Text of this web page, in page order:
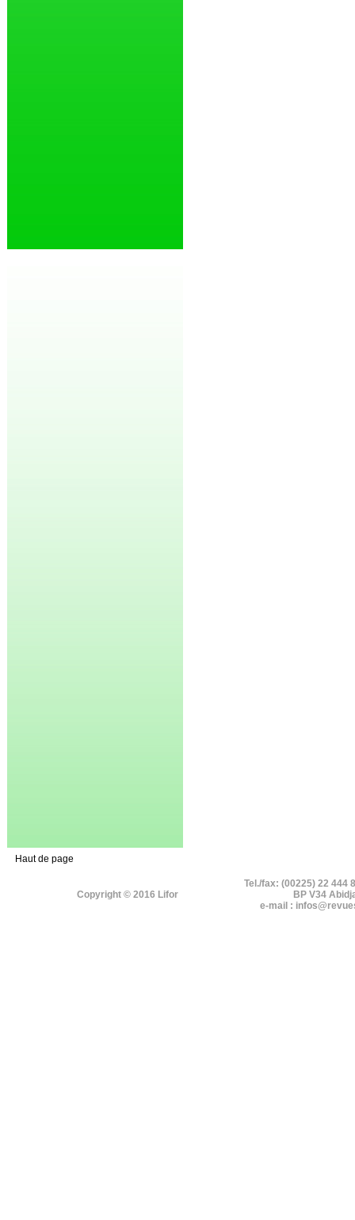
Haut de page
Copyright © 2016 Lifor
Tel./fax: (00225) 22 444
BP V34
e-mail :